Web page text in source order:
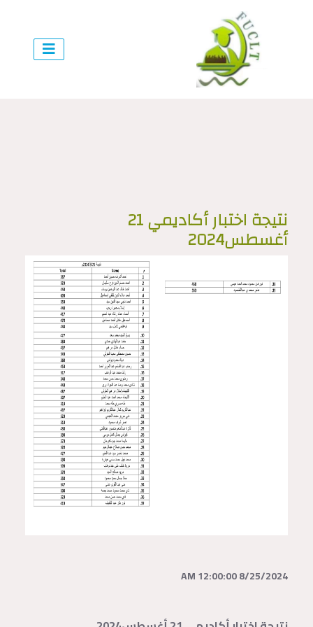
نتيجة اختبار أكاديمي 21
أغسطس2024
8/25/2024 12:00:00 AM